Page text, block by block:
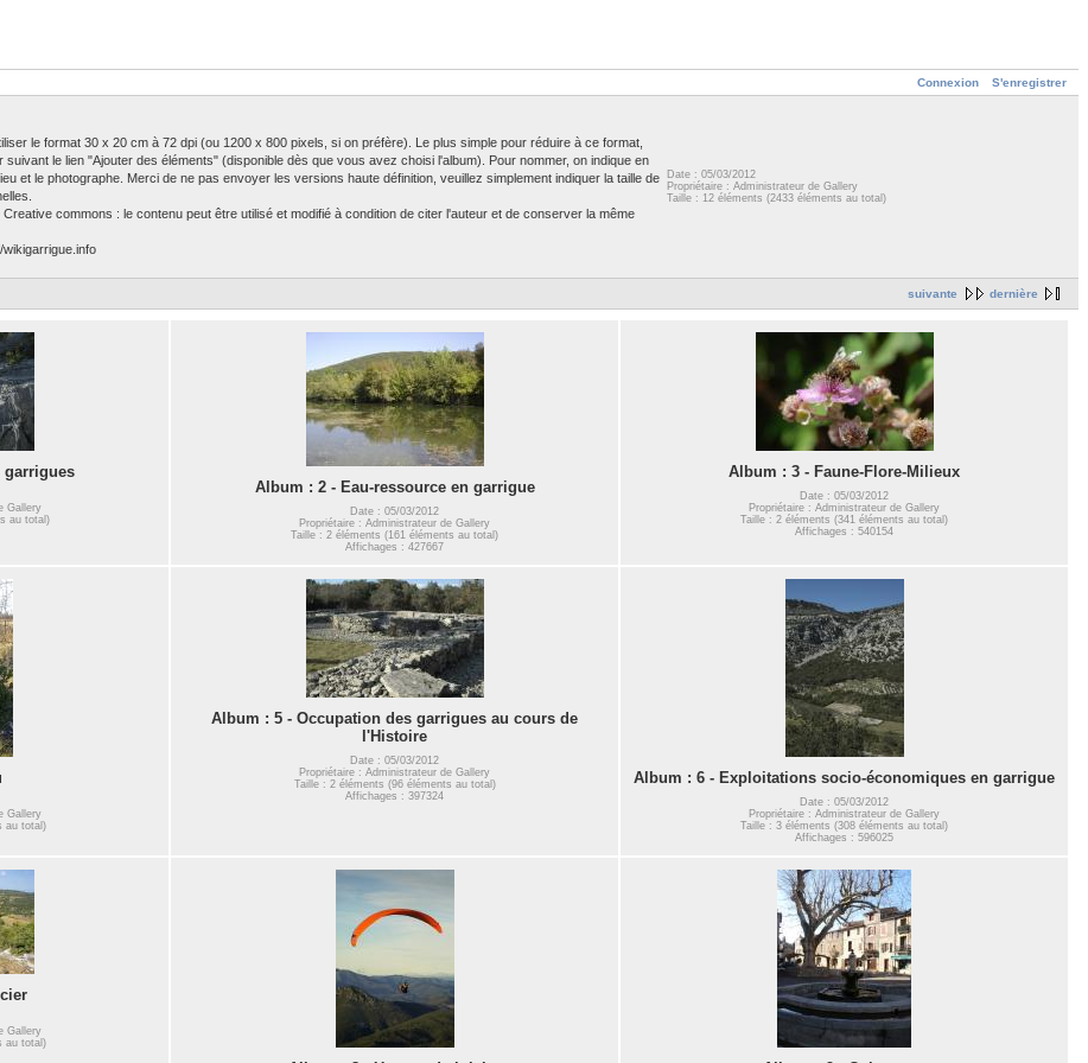
Connexion S'enregistrer
le format 30 x 20 cm à 72 dpi (ou 1200 x 800 pixels, si on préfère). Le plus simple pour réduire à ce format,
le lien "Ajouter des éléments" (disponible dès que vous avez choisi l'album). Pour nommer, on indique en
et le photographe. Merci de ne pas envoyer les versions haute définition, veuillez simplement indiquer la taille de
commons : le contenu peut être utilisé et modifié à condition de citer l'auteur et de conserver la même
Date : 05/03/2012
Propriétaire : Administrateur de Gallery
Taille : 12 éléments (2433 éléments au total)
suivante dernière
garrigues
Gallery
au total)
Album : 2 - Eau-ressource en garrigue
Date : 05/03/2012
Propriétaire : Administrateur de Gallery
Taille : 2 éléments (161 éléments au total)
Affichages : 427667
Album : 3 - Faune-Flore-Milieux
Date : 05/03/2012
Propriétaire : Administrateur de Gallery
Taille : 2 éléments (341 éléments au total)
Affichages : 540154
Gallery
au total)
Album : 5 - Occupation des garrigues au cours de
l'Histoire
Date : 05/03/2012
Propriétaire : Administrateur de Gallery
Taille : 2 éléments (96 éléments au total)
Affichages : 397324
Album : 6 - Exploitations socio-économiques en garrigue
Date : 05/03/2012
Propriétaire : Administrateur de Gallery
Taille : 3 éléments (308 éléments au total)
Affichages : 596025
Gallery
au total)